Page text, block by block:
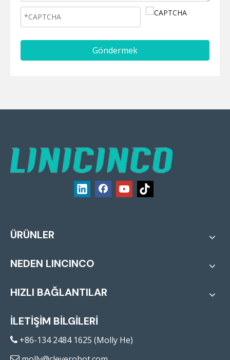
Göndermek
ÜRÜNLER
NEDEN LINCINCO
HIZLI BAĞLANTILAR
İLETİŞİM BİLGİLERİ
 +86-134 2484 1625 (Molly He)